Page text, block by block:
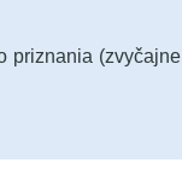
priznania (zvyčajne